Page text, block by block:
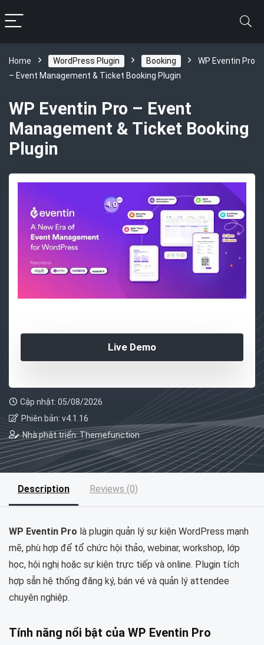
Home WordPress Plugin Booking
WP Eventin Pro
– Event Management & Ticket Booking Plugin
WP Eventin Pro – Event
Management & Ticket Booking
Plugin
Live Demo
Cập nhật: 05/08/2026
Phiên bản: v4.1.16
Nhà phát triển: Themefunction
Description Reviews (0)
WP Eventin Pro là plugin quản lý sự kiện WordPress mạnh
mẽ, phù hợp để tổ chức hội thảo, webinar, workshop, lớp
học, hội nghị hoặc sự kiện trực tiếp và online. Plugin tích
hợp sẵn hệ thống đăng ký, bán vé và quản lý attendee
chuyên nghiệp.
Tính năng nổi bật của WP Eventin Pro